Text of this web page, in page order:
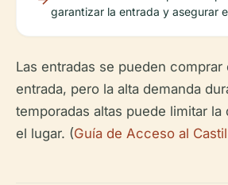
garantizar la entrada y asegurar
Las entradas se pueden comprar
entrada, pero la alta demanda
temporadas altas puede limitar la
el lugar. (Guía de Acceso al